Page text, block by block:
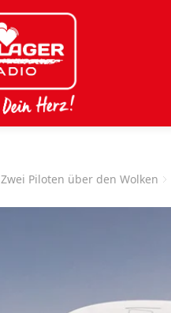
Zwei Piloten über den Wolken